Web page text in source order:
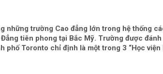
những trường Cao đẳng lớn trong hệ thống
tiên phong tại Bắc Mỹ. Trường được đánh
phố Toronto chỉ định là một trong 3 “Học viện